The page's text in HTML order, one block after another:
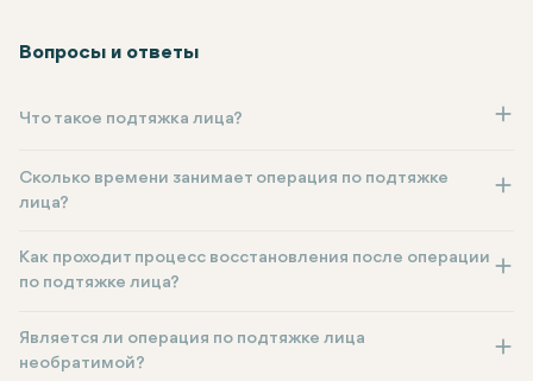
Вопросы и ответы
Что такое подтяжка лица?
Сколько времени занимает операция по подтяжке
лица?
Как проходит процесс восстановления после операции
по подтяжке лица?
Является ли операция по подтяжке лица
необратимой?